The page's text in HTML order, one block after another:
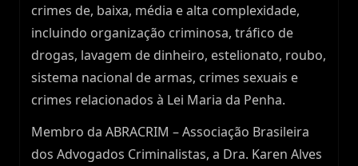
crimes de, baixa, média e alta complexidade,
incluindo organização criminosa, tráfico de
drogas, lavagem de dinheiro, estelionato, roubo,
sistema nacional de armas, crimes sexuais e
crimes relacionados à Lei Maria da Penha.
Membro da ABRACRIM – Associação Brasileira
dos Advogados Criminalistas, a Dra. Karen Alves